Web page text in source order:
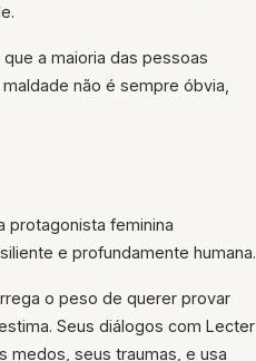
a maioria das pessoas
não é sempre óbvia,
protagonista feminina
e profundamente humana.
o peso de querer provar
Seus diálogos com Lecter
medos, seus traumas, e usa